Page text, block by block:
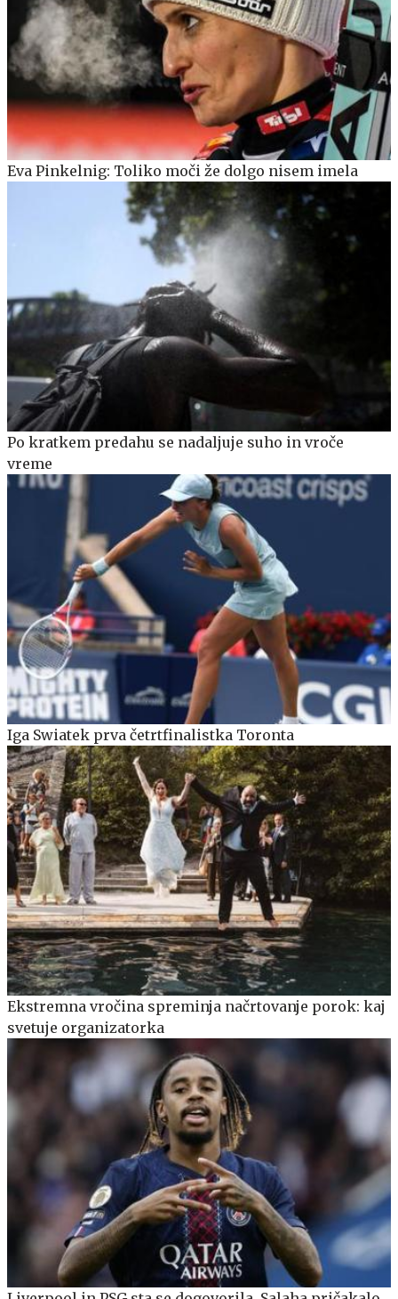
Eva Pinkelnig: Toliko moči že dolgo nisem imela
Po kratkem predahu se nadaljuje suho in vroče
vreme
Iga Swiatek prva četrtfinalistka Toronta
Ekstremna vročina spreminja načrtovanje porok: kaj
svetuje organizatorka